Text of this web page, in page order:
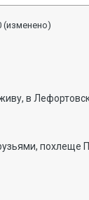
(изменено)
в
похлеще